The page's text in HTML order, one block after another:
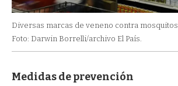
Diversas marcas de veneno contra mosquitos.
Foto: Darwin Borrelli/archivo El País.
Medidas de prevención